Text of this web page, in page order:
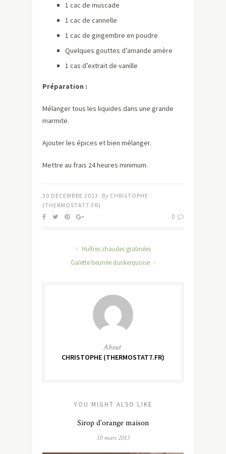
1 cac de muscade
1 cac de cannelle
1 cac de gingembre en poudre
Quelques gouttes d’amande amère
1 cas d’extrait de vanille
Préparation :
Mélanger tous les liquides dans une grande
marmite.
Ajouter les épices et bien mélanger.
Mettre au frais 24 heures minimum.
30 DÉCEMBRE 2013 By CHRISTOPHE
(THERMOSTAT7.FR)
0
Huîtres chaudes gratinées
Galette beurrée dunkerquoise
About
CHRISTOPHE (THERMOSTAT7.FR)
YOU MIGHT ALSO LIKE
Sirop d’orange maison
10 mars 2013